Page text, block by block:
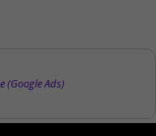
(Google Ads)